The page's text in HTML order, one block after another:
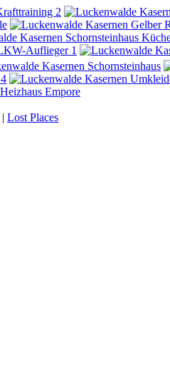
| Lost Places